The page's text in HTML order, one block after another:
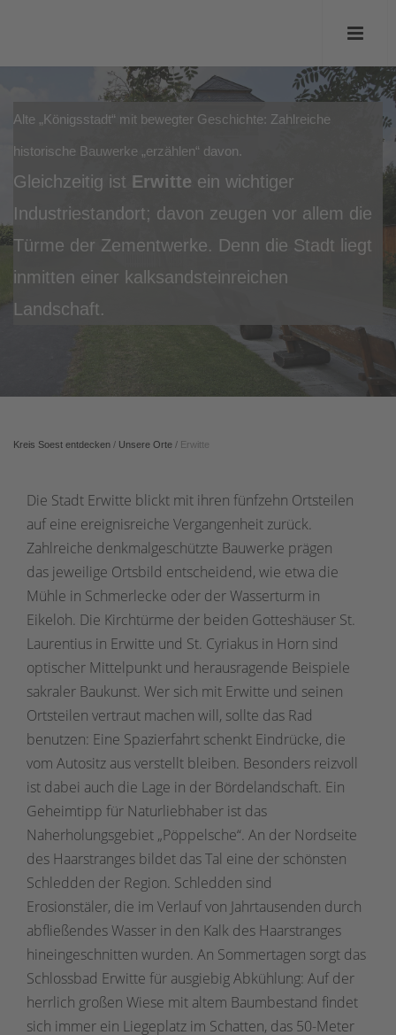
Alte „Königsstadt“ mit bewegter Geschichte: Zahlreiche
historische Bauwerke „erzählen“ davon.
Gleichzeitig ist Erwitte ein wichtiger
Industriestandort; davon zeugen vor allem die
Türme der Zementwerke. Denn die Stadt liegt
inmitten einer kalksandsteinreichen
Landschaft.
Kreis Soest entdecken / Unsere Orte / Erwitte
Die Stadt Erwitte blickt mit ihren fünfzehn Ortsteilen
auf eine ereignisreiche Vergangenheit zurück.
Zahlreiche denkmalgeschützte Bauwerke prägen
das jeweilige Ortsbild entscheidend, wie etwa die
Mühle in Schmerlecke oder der Wasserturm in
Eikeloh. Die Kirchtürme der beiden Gotteshäuser St.
Laurentius in Erwitte und St. Cyriakus in Horn sind
optischer Mittelpunkt und herausragende Beispiele
sakraler Baukunst. Wer sich mit Erwitte und seinen
Ortsteilen vertraut machen will, sollte das Rad
benutzen: Eine Spazierfahrt schenkt Eindrücke, die
vom Autositz aus verstellt bleiben. Besonders reizvoll
ist dabei auch die Lage in der Bördelandschaft. Ein
Geheimtipp für Naturliebhaber ist das
Naherholungsgebiet „Pöppelsche“. An der Nordseite
des Haarstranges bildet das Tal eine der schönsten
Schledden der Region. Schledden sind
Erosionstäler, die im Verlauf von Jahrtausenden durch
abfließendes Wasser in den Kalk des Haarstranges
hineingeschnitten wurden. An Sommertagen sorgt das
Schlossbad Erwitte für ausgiebig Abkühlung: Auf der
herrlich großen Wiese mit altem Baumbestand findet
sich immer ein Liegeplatz im Schatten, das 50-Meter